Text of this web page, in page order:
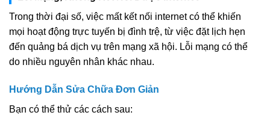
Trong thời đại số, việc mất kết nối internet có thể khiến
mọi hoạt động trực tuyến bị đình trệ, từ việc đặt lịch hẹn
đến quảng bá dịch vụ trên mạng xã hội. Lỗi mạng có thể
do nhiều nguyên nhân khác nhau.
Hướng Dẫn Sửa Chữa Đơn Giản
Bạn có thể thử các cách sau: